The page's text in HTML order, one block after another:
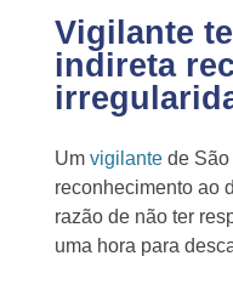
Vigilante
indireta
Um vigilante de
reconhecimento ao
razão de não ter
uma hora para